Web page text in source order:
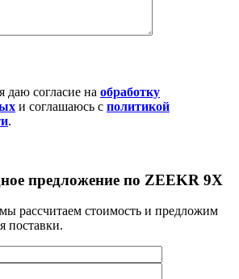
даю согласие на обработку
и соглашаюсь с политикой
.
предложение по ZEEKR 9X
рассчитаем стоимость и предложим
поставки.